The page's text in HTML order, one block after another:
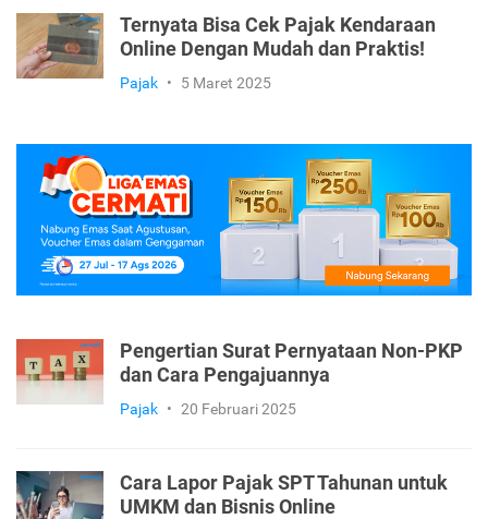
Ternyata Bisa Cek Pajak Kendaraan
Online Dengan Mudah dan Praktis!
Pajak • 5 Maret 2025
Pengertian Surat Pernyataan Non-PKP
dan Cara Pengajuannya
Pajak • 20 Februari 2025
Cara Lapor Pajak SPT Tahunan untuk
UMKM dan Bisnis Online